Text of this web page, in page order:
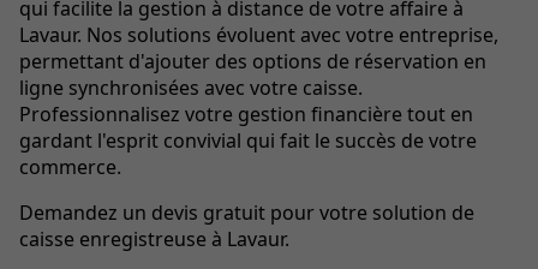
qui facilite la gestion à distance de votre affaire à
Lavaur. Nos solutions évoluent avec votre entreprise,
permettant d'ajouter des options de réservation en
ligne synchronisées avec votre caisse.
Professionnalisez votre gestion financière tout en
gardant l'esprit convivial qui fait le succès de votre
commerce.
Demandez un devis gratuit pour votre solution de
caisse enregistreuse à Lavaur.